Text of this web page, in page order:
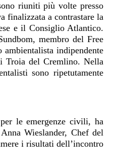
riuniti più volte presso
finalizzata a contrastare la
e il Consiglio Atlantico.
membro del Free
indipendente
Troia del Cremlino. Nella
sono ripetutamente
le emergenze civili, ha
Wieslander, Chef del
i risultati dell’incontro